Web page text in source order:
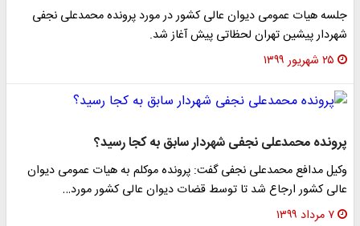
جلسه هیات عمومی دیوان عالی کشور در مورد پرونده محمدعلی نجفی
شهردار پیشین تهران لحظاتی پیش آغاز شد.
۲۵ شهریور ۱۳۹۹
پرونده محمدعلی نجفی شهردار سابق به کجا رسید؟
وکیل مدافع محمدعلی نجفی گفت: پرونده موکلم به هیات عمومی دیوان
عالی کشور ارجاع شد تا توسط قضات دیوان عالی کشور مورد…
۷ مرداد ۱۳۹۹